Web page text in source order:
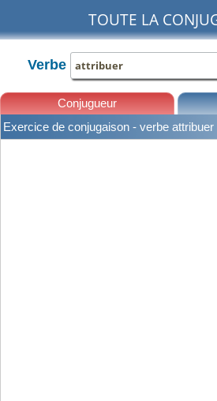
TOUTE LA
Verbe
Conjugueur
Exercice de conjugaison - verbe attribuer